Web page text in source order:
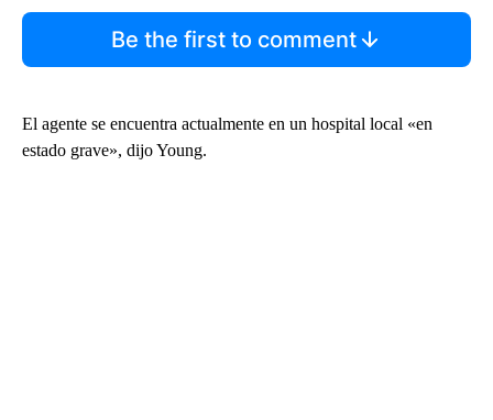
Be the first to comment
El agente se encuentra actualmente en un hospital local «en
estado grave», dijo Young.